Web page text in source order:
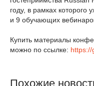
году, в рамках
и 9 обучающих
Купить материалы
можно по ссылке: https://
Похожие